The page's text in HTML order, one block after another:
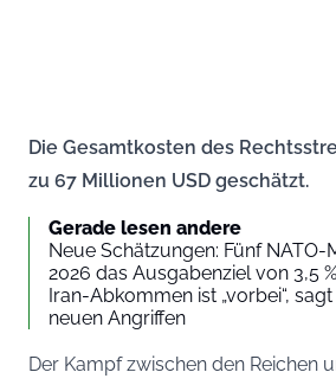
Die Gesamtkosten des
zu 67 Millionen USD geschätzt.
Gerade lesen andere
Neue Schätzungen: Fünf
2026 das Ausgabenziel von 3,5 %
Iran-Abkommen ist „vorbei“,
neuen Angriffen
Der Kampf zwischen den Reichen